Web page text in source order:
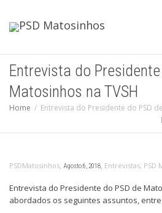
Entrevista do
Matosinhos na TVSH
Home
Entrevista do Presidente do PSD
PSDMatosinhos, Agosto 6, 2018, Entrevistas, PSD
Entrevista do Presidente do PSD de
abordados os seguintes assuntos,